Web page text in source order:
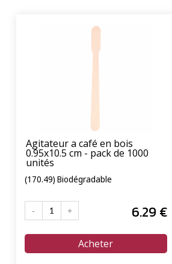
Agitateur a café en bois
0.95x10.5 cm - pack de 1000
unités
(170.49) Biodégradable
6.29 €